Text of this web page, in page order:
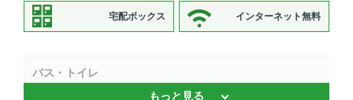
宅配ボックス インターネット無料
バス・トイレ
もっと見る